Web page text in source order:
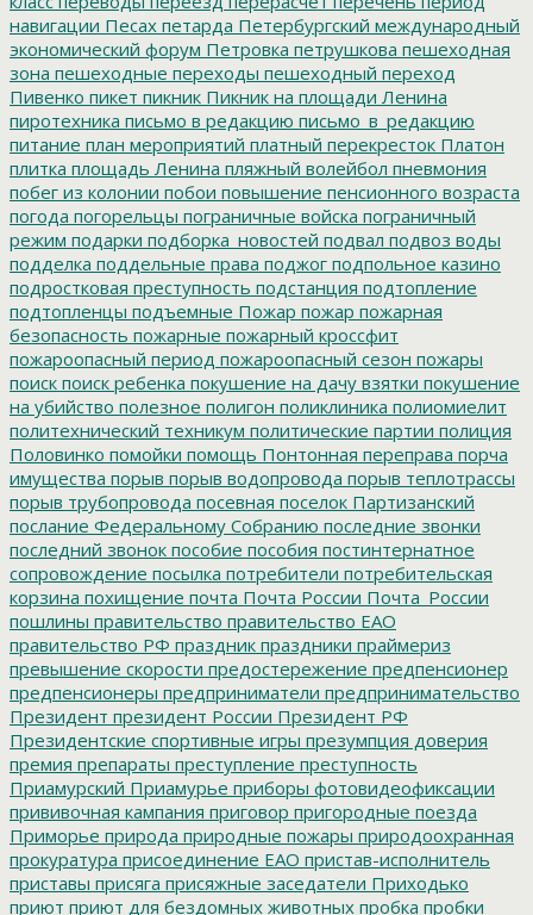
навигации Песах петарда Петербургский международный
экономический форум Петровка петрушкова пешеходная
зона пешеходные переходы пешеходный переход
Пивенко пикет пикник Пикник на площади Ленина
пиротехника письмо в редакцию письмо_в_редакцию
питание план мероприятий платный перекресток Платон
плитка площадь Ленина пляжный волейбол пневмония
побег из колонии побои повышение пенсионного возраста
погода погорельцы пограничные войска пограничный
режим подарки подборка_новостей подвал подвоз воды
подделка поддельные права поджог подпольное казино
подростковая преступность подстанция подтопление
подтопленцы подъемные Пожар пожар пожарная
безопасность пожарные пожарный кроссфит
пожароопасный период пожароопасный сезон пожары
поиск поиск ребенка покушение на дачу взятки покушение
на убийство полезное полигон поликлиника полиомиелит
политехнический техникум политические партии полиция
Половинко помойки помощь Понтонная переправа порча
имущества порыв порыв водопровода порыв теплотрассы
порыв трубопровода посевная поселок Партизанский
послание Федеральному Собранию последние звонки
последний звонок пособие пособия постинтернатное
сопровождение посылка потребители потребительская
корзина похищение почта Почта России Почта_России
пошлины правительство правительство ЕАО
правительство РФ праздник праздники праймериз
превышение скорости предостережение предпенсионер
предпенсионеры предприниматели предпринимательство
Президент президент России Президент РФ
Президентские спортивные игры презумпция доверия
премия препараты преступление преступность
Приамурский Приамурье приборы фотовидеофиксации
прививочная кампания приговор пригородные поезда
Приморье природа природные пожары природоохранная
прокуратура присоединение ЕАО пристав-исполнитель
приставы присяга присяжные заседатели Приходько
приют приют для бездомных животных пробка пробки